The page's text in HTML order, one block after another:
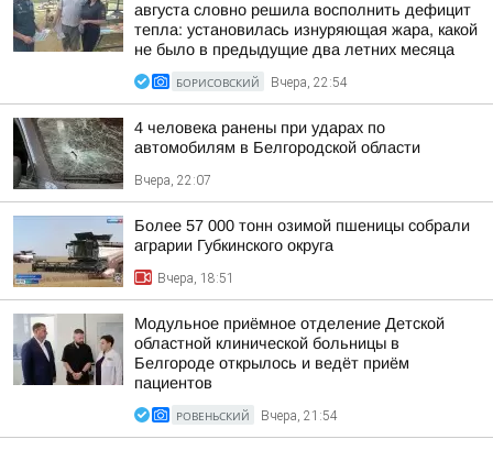
августа словно решила восполнить дефицит
тепла: установилась изнуряющая жара, какой
не было в предыдущие два летних месяца
БОРИСОВСКИЙ Вчера, 22:54
4 человека ранены при ударах по
автомобилям в Белгородской области
Вчера, 22:07
Более 57 000 тонн озимой пшеницы собрали
аграрии Губкинского округа
Вчера, 18:51
Модульное приёмное отделение Детской
областной клинической больницы в
Белгороде открылось и ведёт приём
пациентов
РОВЕНЬСКИЙ Вчера, 21:54